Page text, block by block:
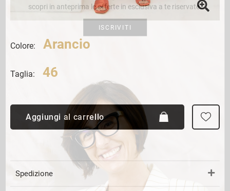
Colore: Arancio
Taglia: 46
Aggiungi al carrello
Spedizione
scopri in anteprima le offerte in esclusiva a te riservate.
ISCRIVITI